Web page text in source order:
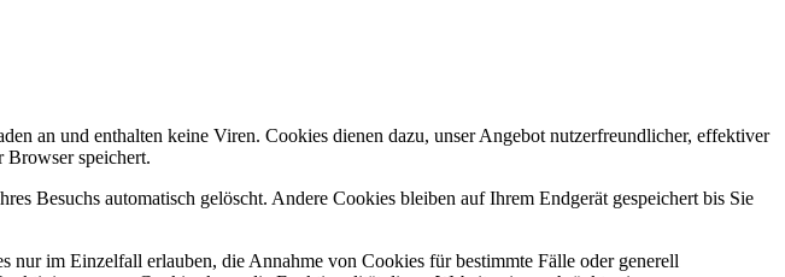
an und enthalten keine Viren. Cookies dienen dazu, unser Angebot nutzerfreundlicher, effektiver
Browser speichert.
Besuchs automatisch gelöscht. Andere Cookies bleiben auf Ihrem Endgerät gespeichert bis Sie
nur im Einzelfall erlauben, die Annahme von Cookies für bestimmte Fälle oder generell